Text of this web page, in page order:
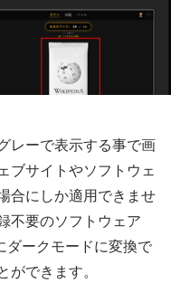
レーで表示する事で画
ブサイトやソフトウェ
合にしか適用できませ
不要のソフトウェア
ダークモードに変換で
できます。